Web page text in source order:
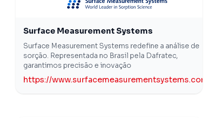
Surface Measurement Systems
Surface Measurement Systems redefine a análise de
sorção. Representada no Brasil pela Dafratec,
garantimos precisão e inovação
https://www.surfacemeasurementsystems.com/